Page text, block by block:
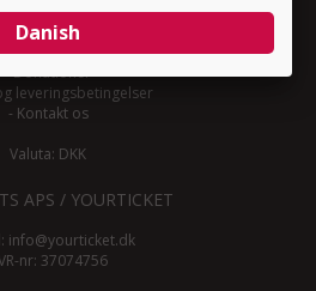
Om YourTicket
Bliv arrangør
Arrangør login
-Donationer
leveringsbetingelser
- Kontakt os
Valuta: DKK
APS / YOURTICKET
info@yourticket.dk
nr: 37074756